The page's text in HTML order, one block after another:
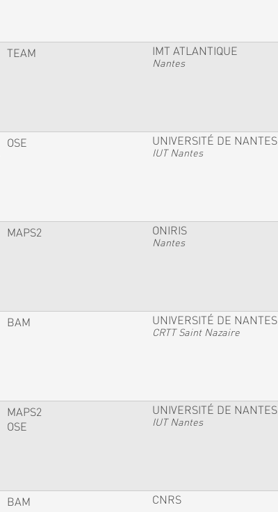
TEAM IMT ATLANTIQUE
Nantes
OSE UNIVERSITÉ DE NANTES
IUT Nantes
MAPS2 ONIRIS
Nantes
BAM UNIVERSITÉ DE NANTES
CRTT Saint Nazaire
MAPS2
OSE
UNIVERSITÉ DE NANTES
IUT Nantes
BAM CNRS